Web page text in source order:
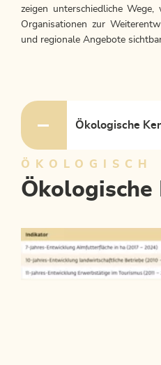
zeigen unterschiedliche Wege,
Organisationen zur
und regionale Angebote sichtbar
Ökologische
ÖKOLOGISCH
Ökologische